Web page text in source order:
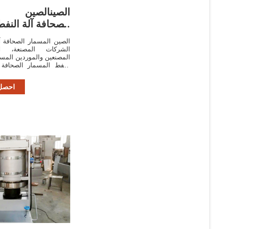
الصينالصين
الصحافة آلة
الصين المسمار الصحافة
الشركات
المصنعين والموردين
النفط المسمار